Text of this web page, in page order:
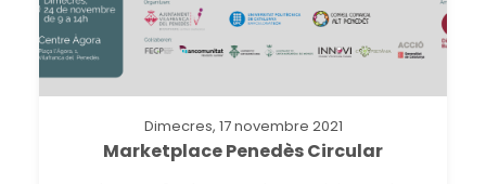
Dimecres, 17 novembre 2021
Marketplace Penedès Circular